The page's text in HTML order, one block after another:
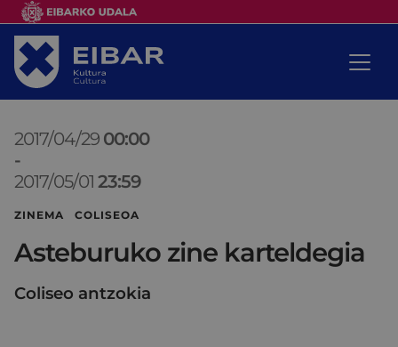
2017/04/29 00:00
-
2017/05/01 23:59
ZINEMA COLISEOA
Asteburuko zine karteldegia
Coliseo antzokia